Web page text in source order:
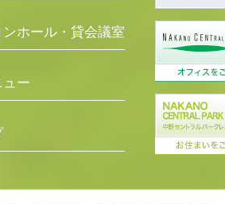
ンホール・貸会議室
ュー